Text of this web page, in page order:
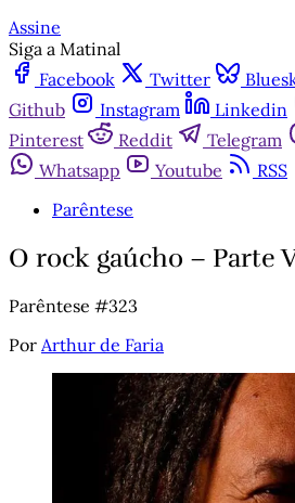
Assine
Siga a Matinal
Facebook
Twitter
Github
Instagram Linkedin
Pinterest
Reddit Telegram
Whatsapp
Youtube
RSS
Parêntese
O rock gaúcho – Parte
Parêntese #323
Por Arthur de Faria